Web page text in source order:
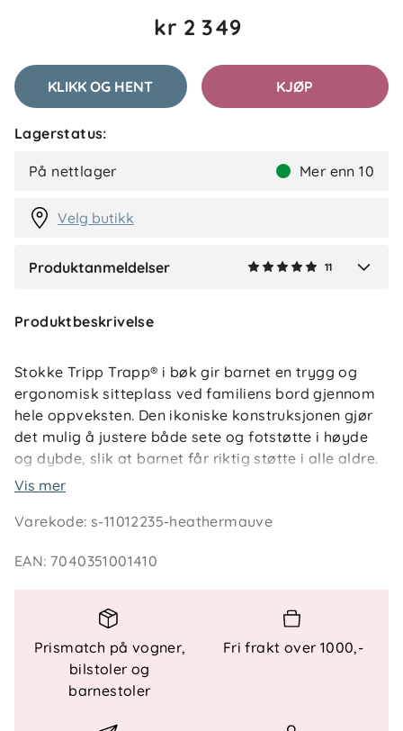
kr 2 349
KLIKK OG HENT KJØP
Lagerstatus:
På nettlager Mer enn 10
Velg butikk
Produktanmeldelser 11
LH Lone H
Produktbeskrivelse
Stokke Tripp Trapp® i bøk gir barnet en trygg og
ergonomisk sitteplass ved familiens bord gjennom
hele oppveksten. Den ikoniske konstruksjonen gjør
det mulig å justere både sete og fotstøtte i høyde
og dybde, slik at barnet får riktig støtte i alle aldre.
Den solide rammen i FSC®-sertifisert bøketre er
med vannbasert, giftfri lakk som tåler daglig bruk.
(selges separat) kan stolen brukes allerede fra
vokser. En praktisk og slitesterk løsning som gjør
måltidene både enkle og komfortable – år etter år.
Nøkkelfunksjoner
Ergonomisk støtte i alle faser
Vis mer
Varekode:s-11012235-heathermauve
EAN: 7040351001410
Prismatch på vogner,
bilstoler og
barnestoler
Fri frakt over 1000,-